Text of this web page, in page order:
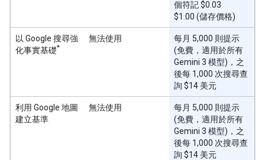
個符記 $0.03
$1.00 (儲存價格)
以 Google 搜尋強
化事實基礎*
無法使用
每月 5,000 則提示
(免費，適用於所有
Gemini 3 模型)，之
後每 1,000 次搜尋查
詢 $14 美元
利用 Google 地圖
建立基準
無法使用
每月 5,000 則提示
(免費，適用於所有
Gemini 3 模型)，之
後每 1,000 次搜尋查
詢 $14 美元